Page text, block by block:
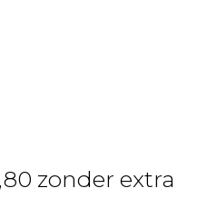
zonder extra